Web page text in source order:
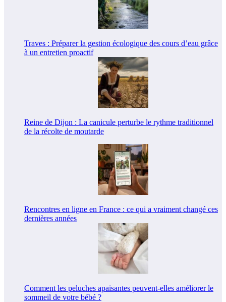
Traves : Préparer la gestion écologique des cours d’eau grâce
à un entretien proactif
Reine de Dijon : La canicule perturbe le rythme traditionnel
de la récolte de moutarde
Rencontres en ligne en France : ce qui a vraiment changé ces
dernières années
Comment les peluches apaisantes peuvent-elles améliorer le
sommeil de votre bébé ?